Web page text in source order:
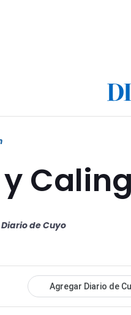
de Cuyo
Agregar Diario de